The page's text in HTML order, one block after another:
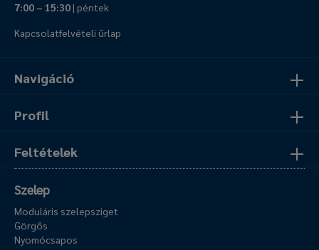
Navigáció
Profil
Feltételek
7:00 – 15:30| péntek
Kapcsolatfelvételi űrlap
Szelep
Moduláris szelepsziget
Görgős
Nyomócsapos